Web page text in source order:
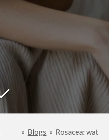
» Blogs » Rosacea: wat